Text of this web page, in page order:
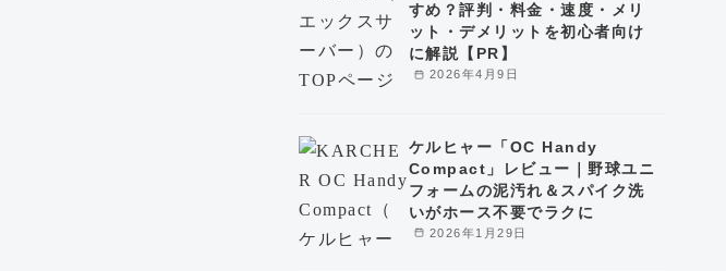
2026年4月9日
すめ？評判・料金・速度・メリ
ット・デメリットを初心者向け
に解説【PR】
2026年1月29日
ケルヒャー「OC Handy
Compact」レビュー｜野球ユニ
フォームの泥汚れ＆スパイク洗
いがホース不要でラクに